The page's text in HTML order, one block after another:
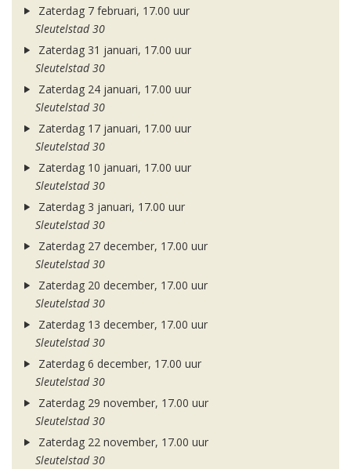
Zaterdag 7 februari, 17.00 uur
Sleutelstad 30
Zaterdag 31 januari, 17.00 uur
Sleutelstad 30
Zaterdag 24 januari, 17.00 uur
Sleutelstad 30
Zaterdag 17 januari, 17.00 uur
Sleutelstad 30
Zaterdag 10 januari, 17.00 uur
Sleutelstad 30
Zaterdag 3 januari, 17.00 uur
Sleutelstad 30
Zaterdag 27 december, 17.00 uur
Sleutelstad 30
Zaterdag 20 december, 17.00 uur
Sleutelstad 30
Zaterdag 13 december, 17.00 uur
Sleutelstad 30
Zaterdag 6 december, 17.00 uur
Sleutelstad 30
Zaterdag 29 november, 17.00 uur
Sleutelstad 30
Zaterdag 22 november, 17.00 uur
Sleutelstad 30